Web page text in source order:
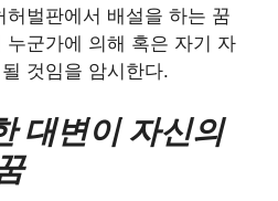
허벌판에서 배설을 하는 꿈
누군가에 의해 혹은 자기 자
것임을 암시한다.
대변이 자신의